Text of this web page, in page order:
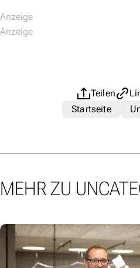
Teilen
Startseite
MEHR ZU